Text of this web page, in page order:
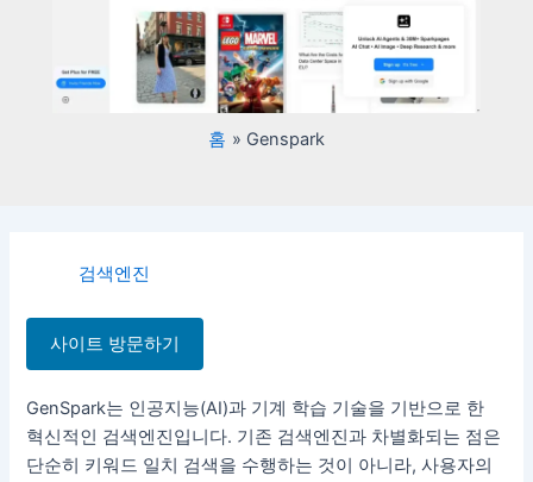
홈 Genspark
검색엔진
사이트 방문하기
GenSpark는 인공지능(AI)과 기계 학습 기술을 기반으로 한
혁신적인 검색엔진입니다. 기존 검색엔진과 차별화되는 점은
단순히 키워드 일치 검색을 수행하는 것이 아니라, 사용자의